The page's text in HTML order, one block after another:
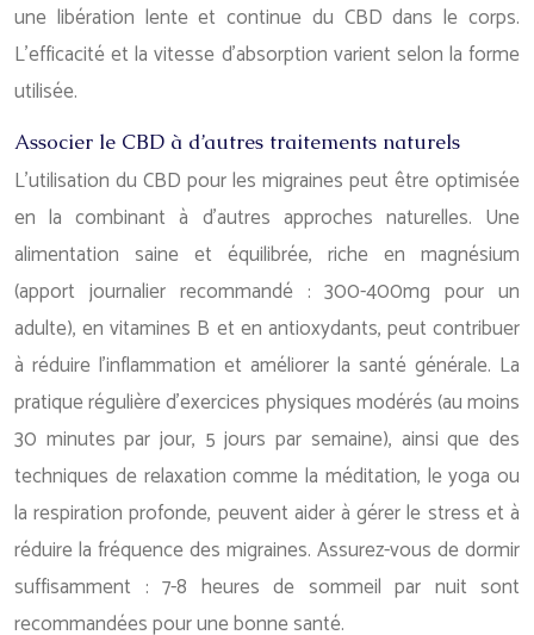
une libération lente et continue du CBD dans le corps.
L’efficacité et la vitesse d’absorption varient selon la forme
utilisée.
Associer le CBD à d’autres traitements naturels
L’utilisation du CBD pour les migraines peut être optimisée
en la combinant à d’autres approches naturelles. Une
alimentation saine et équilibrée, riche en magnésium
(apport journalier recommandé : 300-400mg pour un
adulte), en vitamines B et en antioxydants, peut contribuer
à réduire l’inflammation et améliorer la santé générale. La
pratique régulière d’exercices physiques modérés (au moins
30 minutes par jour, 5 jours par semaine), ainsi que des
techniques de relaxation comme la méditation, le yoga ou
la respiration profonde, peuvent aider à gérer le stress et à
réduire la fréquence des migraines. Assurez-vous de dormir
suffisamment : 7-8 heures de sommeil par nuit sont
recommandées pour une bonne santé.